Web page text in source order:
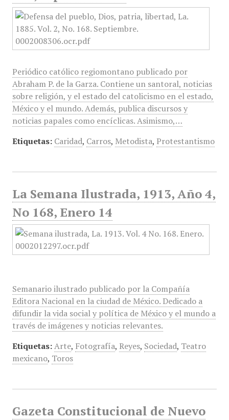
Periódico católico regiomontano publicado por
Abraham P. de la Garza. Contiene un santoral, noticias
sobre religión, y el estado del catolicismo en el estado,
México y el mundo. Además, publica discursos y
noticias papales como encíclicas. Asimismo,…
Etiquetas: Caridad, Carros, Metodista, Protestantismo
La Semana Ilustrada, 1913, Año 4,
No 168, Enero 14
Semanario ilustrado publicado por la Compañía
Editora Nacional en la ciudad de México. Dedicado a
difundir la vida social y política de México y el mundo a
través de imágenes y noticias relevantes.
Etiquetas: Arte, Fotografía, Reyes, Sociedad, Teatro
mexicano, Toros
Gazeta Constitucional de Nuevo